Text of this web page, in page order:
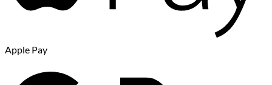
Apple Pay